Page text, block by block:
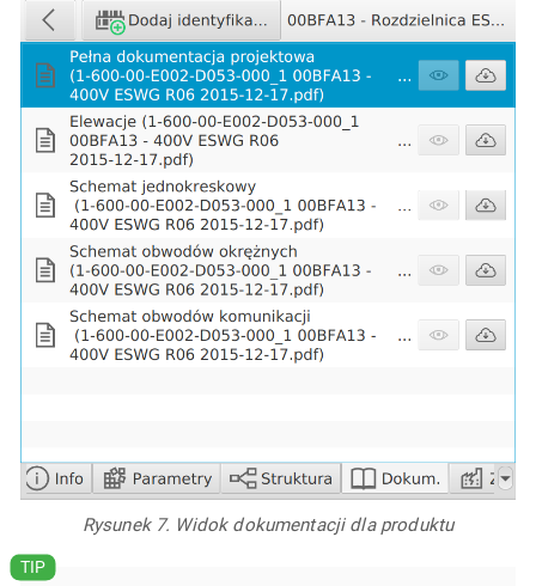
Rysunek 7. Widok dokumentacji dla produktu